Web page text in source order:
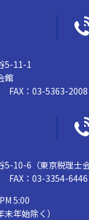
5-11-1
館
FAX：03-5363-2008
10-6（東京税理士会
FAX：03-3354-6446
5:00
年始除く）